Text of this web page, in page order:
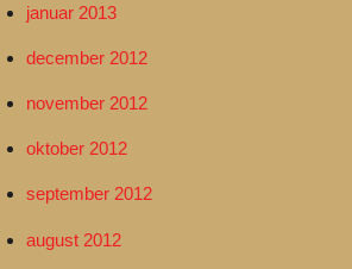
januar 2013
december 2012
november 2012
oktober 2012
september 2012
august 2012